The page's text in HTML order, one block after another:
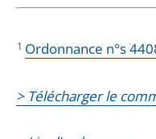
1 Ordonnance n°s
> Télécharger le